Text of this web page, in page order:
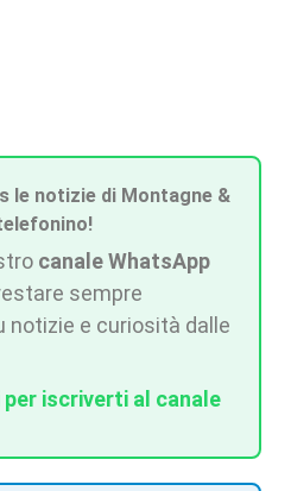
le notizie di Montagne &
canale WhatsApp
sempre
notizie e curiosità dalle
per iscriverti al canale